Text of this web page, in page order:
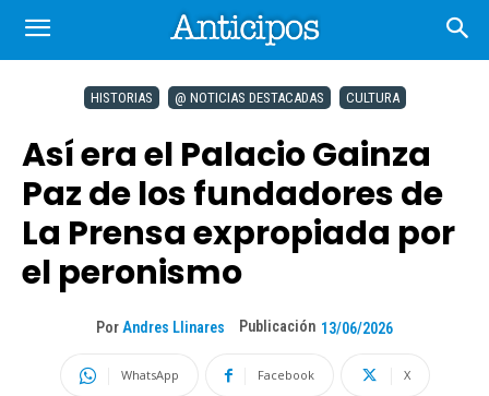
HISTORIAS @ NOTICIAS DESTACADAS CULTURA
Así era el Palacio Gainza
Paz de los fundadores de
La Prensa expropiada por
el peronismo
Por Andres Llinares Publicación 13/06/2026
WhatsApp Facebook X